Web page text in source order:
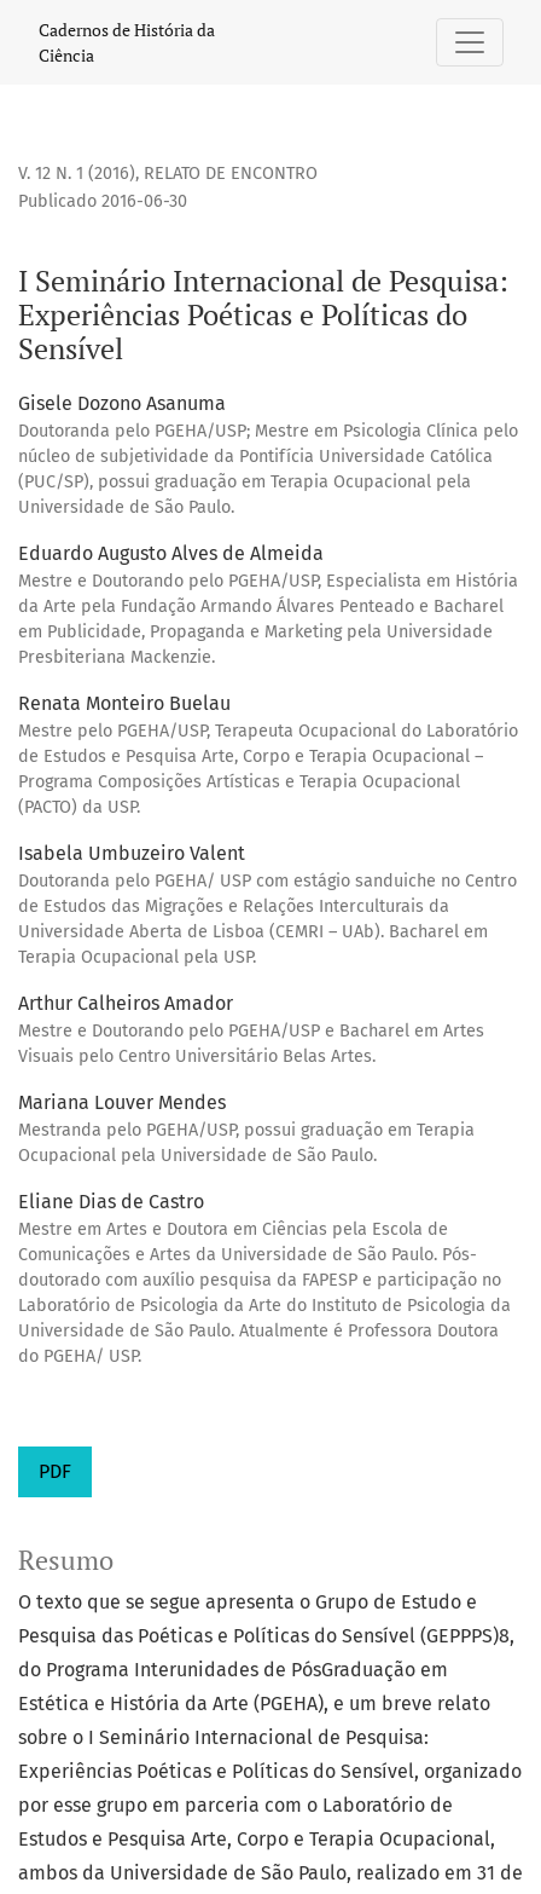
I Seminário Internacional de Pesquisa: Experiências
Cadernos de História da
Ciência
V. 12 N. 1 (2016), RELATO DE ENCONTRO
I Seminário Internacional de Pesquisa:
Experiências Poéticas e Políticas do
Sensível
Publicado 2016-06-30
Gisele Dozono Asanuma
Doutoranda pelo PGEHA/USP; Mestre em Psicologia Clínica pelo
núcleo de subjetividade da Pontifícia Universidade Católica
(PUC/SP), possui graduação em Terapia Ocupacional pela
Universidade de São Paulo.
Eduardo Augusto Alves de Almeida
Mestre e Doutorando pelo PGEHA/USP, Especialista em História
da Arte pela Fundação Armando Álvares Penteado e Bacharel
em Publicidade, Propaganda e Marketing pela Universidade
Presbiteriana Mackenzie.
Renata Monteiro Buelau
Mestre pelo PGEHA/USP, Terapeuta Ocupacional do Laboratório
de Estudos e Pesquisa Arte, Corpo e Terapia Ocupacional –
Programa Composições Artísticas e Terapia Ocupacional
(PACTO) da USP.
Isabela Umbuzeiro Valent
Doutoranda pelo PGEHA/ USP com estágio sanduiche no Centro
de Estudos das Migrações e Relações Interculturais da
Universidade Aberta de Lisboa (CEMRI – UAb). Bacharel em
Terapia Ocupacional pela USP.
Arthur Calheiros Amador
Mestre e Doutorando pelo PGEHA/USP e Bacharel em Artes
Visuais pelo Centro Universitário Belas Artes.
Mariana Louver Mendes
Mestranda pelo PGEHA/USP, possui graduação em Terapia
Ocupacional pela Universidade de São Paulo.
Eliane Dias de Castro
Mestre em Artes e Doutora em Ciências pela Escola de
Comunicações e Artes da Universidade de São Paulo. Pós-
doutorado com auxílio pesquisa da FAPESP e participação no
Laboratório de Psicologia da Arte do Instituto de Psicologia da
Universidade de São Paulo. Atualmente é Professora Doutora
do PGEHA/ USP.
PDF
Resumo
O texto que se segue apresenta o Grupo de Estudo e
Pesquisa das Poéticas e Políticas do Sensível (GEPPPS)8,
do Programa Interunidades de PósGraduação em
Estética e História da Arte (PGEHA), e um breve relato
sobre o I Seminário Internacional de Pesquisa:
Experiências Poéticas e Políticas do Sensível, organizado
por esse grupo em parceria com o Laboratório de
Estudos e Pesquisa Arte, Corpo e Terapia Ocupacional,
ambos da Universidade de São Paulo, realizado em 31 de